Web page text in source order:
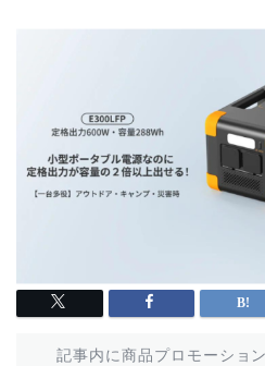
記事内に商品プロモーショ